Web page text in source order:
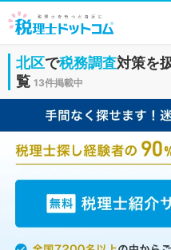
北区で税務調査対策を
覧 13件掲載中